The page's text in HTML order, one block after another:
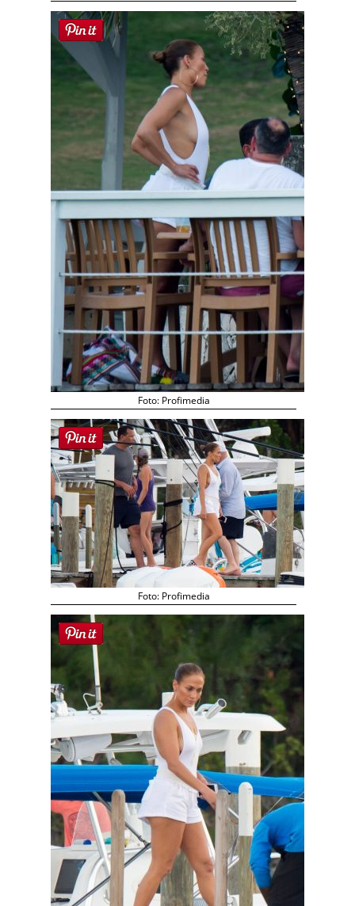
Foto: Profimedia
Foto: Profimedia